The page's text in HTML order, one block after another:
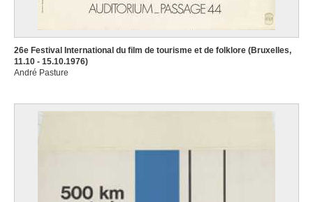
26e Festival International du film de tourisme et de folklore (Bruxelles,
11.10 - 15.10.1976)
André Pasture